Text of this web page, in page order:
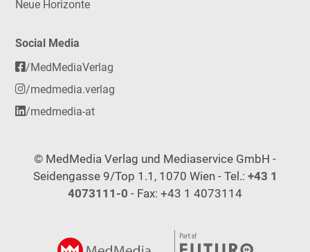
Neue Horizonte
Social Media
/MedMediaVerlag
/medmedia.verlag
/medmedia-at
© MedMedia Verlag und Mediaservice GmbH -
Seidengasse 9/Top 1.1, 1070 Wien - Tel.: +43 1
4073111-0 - Fax: +43 1 4073114